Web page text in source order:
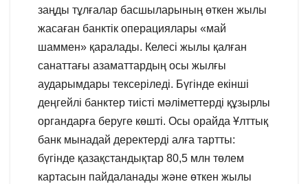
заңды тұлғалар басшыларының өткен жылы
жасаған банктік операциялары «май
шаммен» қаралады. Келесі жылы қалған
санаттағы азаматтардың осы жылғы
аударымдары тексеріледі. Бүгінде екінші
деңгейлі банктер тиісті мәліметтерді құзырлы
органдарға беруге көшті. Осы орайда Ұлттық
банк мынадай деректерді алға тартты:
бүгінде қазақстандықтар 80,5 млн төлем
картасын пайдаланады және өткен жылы